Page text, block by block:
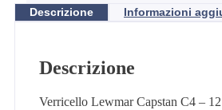
Descrizione Informazioni
Descrizione
Verricello Lewmar Capstan C4 –